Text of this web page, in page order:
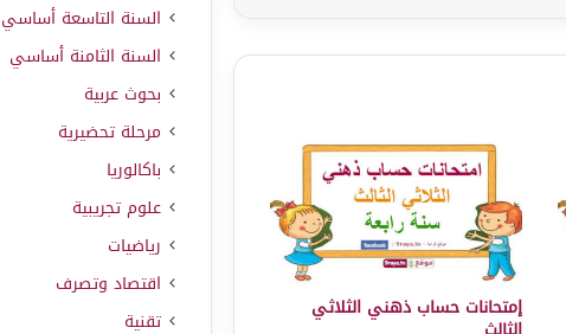
إمتحانات حساب ذهني الثلاثي
السنة التاسعة أساسي
السنة الثامنة أساسي
بحوث عربية
مرحلة تحضيرية
باكالوريا
علوم تجريبية
رياضيات
اقتصاد وتصرف
تقنية